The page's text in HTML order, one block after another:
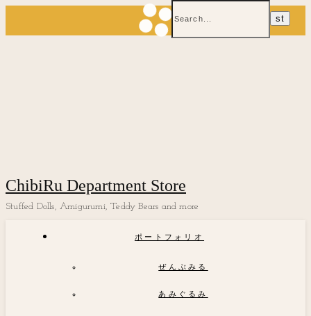
ChibiRu Department Store
Stuffed Dolls, Amigurumi, Teddy Bears and more
ポートフォリオ
ぜんぶみる
あみぐるみ